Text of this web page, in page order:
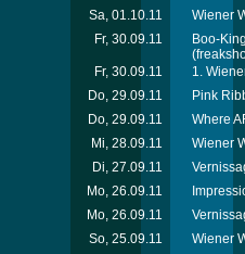
Sa, 01.10.11
Wiener
Fr, 30.09.11
Boo-
Fr, 30.09.11
1.
Do, 29.09.11
Pink
Do, 29.09.11
Where
Mi, 28.09.11
Wiener
Di, 27.09.11
Mo, 26.09.11
Mo, 26.09.11
So, 25.09.11
Wiener